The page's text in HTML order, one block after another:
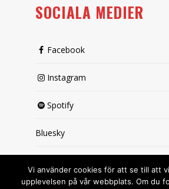
SOCIALA MEDIER
Facebook
Instagram
Spotify
Bluesky
Vi använder cookies för att se till att
upplevelsen på vår webbplats. Om du